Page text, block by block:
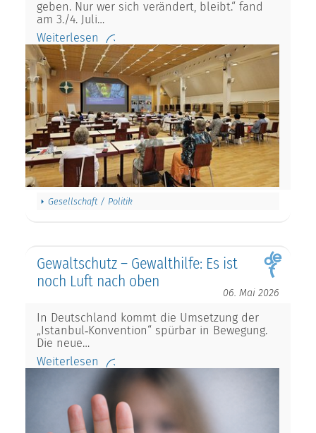
geben. Nur wer sich verändert, bleibt.“ fand
am 3./4. Juli…
Weiterlesen
Gesellschaft / Politik
Gewaltschutz – Gewalthilfe: Es ist
noch Luft nach oben
06. Mai 2026
In Deutschland kommt die Umsetzung der
„Istanbul‑Konvention“ spürbar in Bewegung.
Die neue…
Weiterlesen